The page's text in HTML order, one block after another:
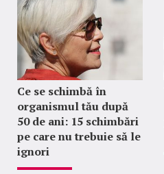
Ce se schimbă în
organismul tău după
50 de ani: 15 schimbări
pe care nu trebuie să le
ignori